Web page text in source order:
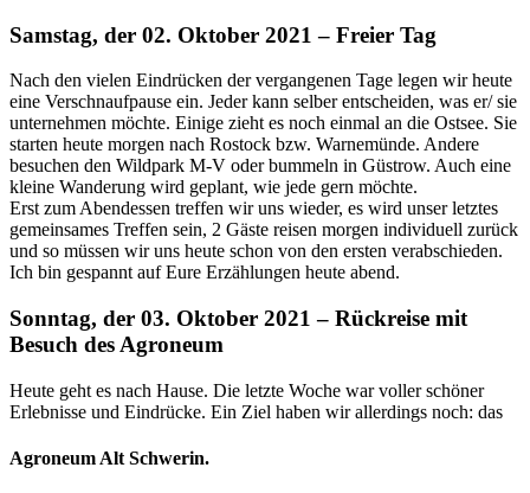
Samstag, der 02. Oktober 2021 – Freier Tag
Nach den vielen Eindrücken der vergangenen Tage legen wir heute
eine Verschnaufpause ein. Jeder kann selber entscheiden, was er/ sie
unternehmen möchte. Einige zieht es noch einmal an die Ostsee. Sie
starten heute morgen nach Rostock bzw. Warnemünde. Andere
besuchen den Wildpark M-V oder bummeln in Güstrow. Auch eine
kleine Wanderung wird geplant, wie jede gern möchte.
Erst zum Abendessen treffen wir uns wieder, es wird unser letztes
gemeinsames Treffen sein, 2 Gäste reisen morgen individuell zurück
und so müssen wir uns heute schon von den ersten verabschieden.
Ich bin gespannt auf Eure Erzählungen heute abend.
Sonntag, der 03. Oktober 2021 – Rückreise mit
Besuch des Agroneum
Heute geht es nach Hause. Die letzte Woche war voller schöner
Erlebnisse und Eindrücke. Ein Ziel haben wir allerdings noch: das
Agroneum Alt Schwerin.